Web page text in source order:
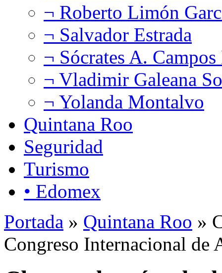
¬ Roberto Limón
¬ Salvador Estrada
¬ Sócrates A.
¬ Vladimir Galeana
¬ Yolanda Montalvo
Quintana Roo
Seguridad
Turismo
• Edomex
Portada » Quintana Roo »
Congreso Internacional de